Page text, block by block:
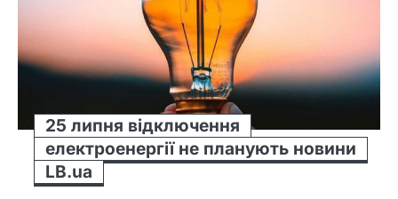
25 липня відключення
електроенергії не планують новини
LB.ua